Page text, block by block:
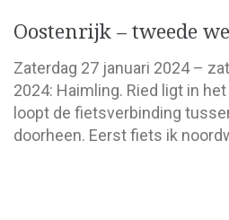
Oostenrijk – tweede
Zaterdag 27 januari 2024 –
2024: Haimling. Ried ligt in
loopt de fietsverbinding
doorheen. Eerst fiets ik